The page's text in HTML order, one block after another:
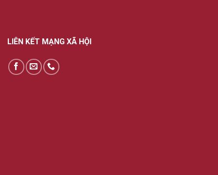
LIÊN KẾT MẠNG XÃ HỘI